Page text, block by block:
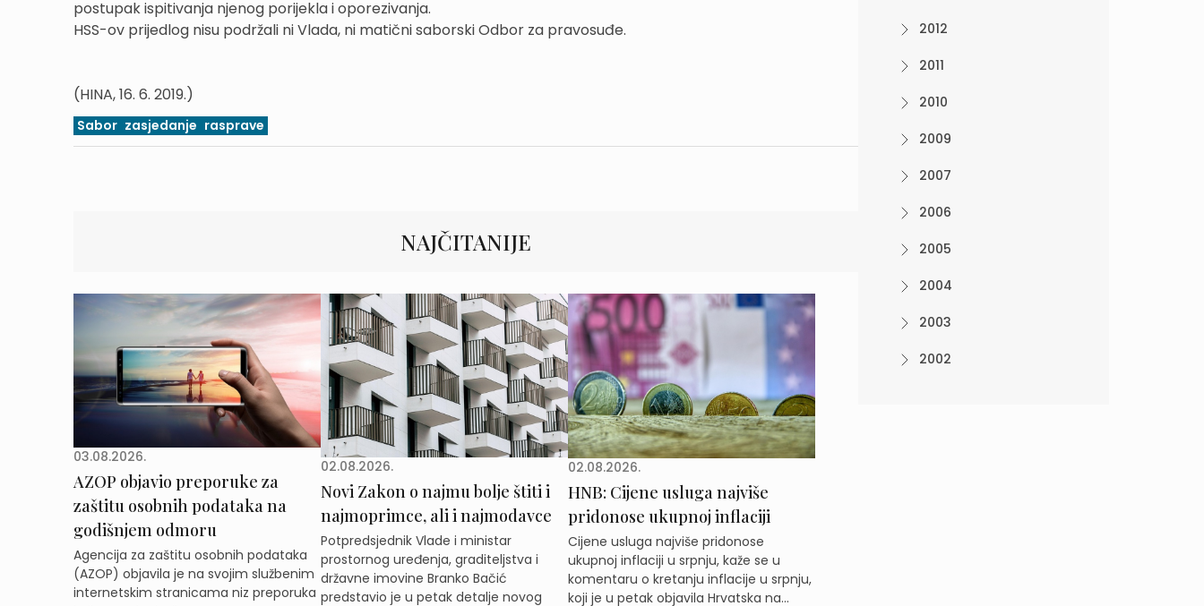
postupak ispitivanja njenog porijekla i oporezivanja.
HSS-ov prijedlog nisu podržali ni Vlada, ni matični saborski Odbor za pravosuđe.
(HINA, 16. 6. 2019.)
Sabor zasjedanje rasprave
NAJČITANIJE
03.08.2026.
AZOP objavio preporuke za
zaštitu osobnih podataka na
godišnjem odmoru
Agencija za zaštitu osobnih podataka
(AZOP) objavila je na svojim službenim
internetskim stranicama niz preporuka
02.08.2026.
Novi Zakon o najmu bolje štiti i
najmoprimce, ali i najmodavce
Potpredsjednik Vlade i ministar
prostornog uređenja, graditeljstva i
državne imovine Branko Bačić
predstavio je u petak detalje novog
02.08.2026.
HNB: Cijene usluga najviše
pridonose ukupnoj inflaciji
Cijene usluga najviše pridonose
ukupnoj inflaciji u srpnju, kaže se u
komentaru o kretanju inflacije u srpnju,
koji je u petak objavila Hrvatska na...
2012
2011
2010
2009
2007
2006
2005
2004
2003
2002